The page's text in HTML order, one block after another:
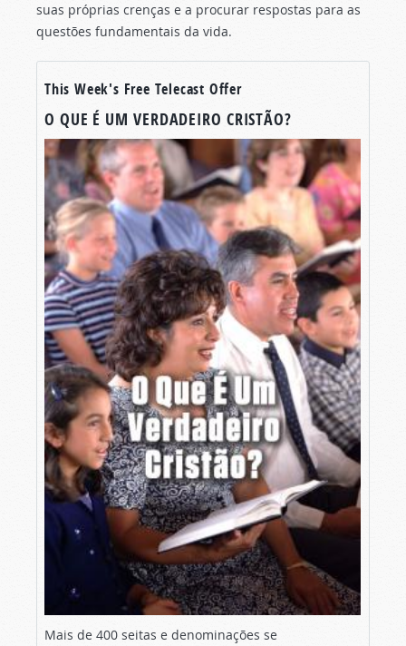
suas próprias crenças e a procurar respostas para as
questões fundamentais da vida.
This Week's Free Telecast Offer
O QUE É UM VERDADEIRO CRISTÃO?
Mais de 400 seitas e denominações se